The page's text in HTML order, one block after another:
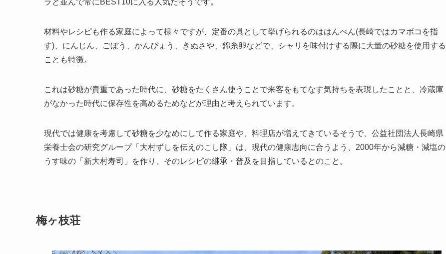
材料やレシピも作る家庭によって様々ですが、定番の具として挙げられるのははんぺん(長崎ではカマボコを指
す)、にんじん、ごぼう、かんぴょう、きぬさや、錦糸卵などで、シャリを味付けする際に大量の砂糖を使用する
ことも特徴。
これは砂糖が貴重であった時代に、砂糖をたくさん使うことで来客をもてなす気持ちを表現したことと、冷蔵庫
がなかった時代に保存性を高めるためなどが理由と考えられています。
現代では健康を考慮して砂糖を少なめにして作る家庭や、料理店が増えてきているそうで、公益社団法人長崎県
栄養士会の研究グループ「大村ずしを伝えのこし隊」は、現代の健康志向に合うよう、2000年から減糖・減塩の
うす味の「新大村寿司」を作り、そのレシピの継承・普及を目指しているとのこと。
梅ヶ枝荘